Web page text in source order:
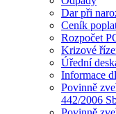
Dar při
Ceník
Rozpočet
Krizové
Úřední
Informace
Povinně
442/2006